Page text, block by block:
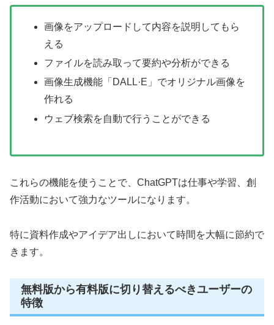
画像をアップロードして内容を説明してもら
える
ファイルを読み取って要約や分析ができる
画像生成機能「DALL·E」でオリジナル画像を
作れる
ウェブ検索を自動で行うことができる
これらの機能を使うことで、ChatGPTは仕事や学習、創
作活動において強力なツールになります。
特に資料作成やアイデア出しにおいて時間を大幅に節約で
きます。
無料版から有料版に切り替えるべきユーザーの
特徴